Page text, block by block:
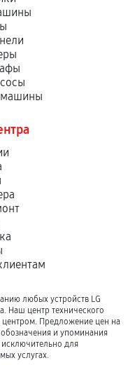
машины
любых устройств LG
Наш центр технического
центром. Предложение цен на
и упоминания
для
услугах.